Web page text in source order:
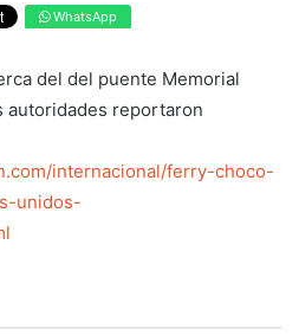
WhatsApp
del del puente Memorial
autoridades reportaron
internacional/ferry-choco-
unidos-